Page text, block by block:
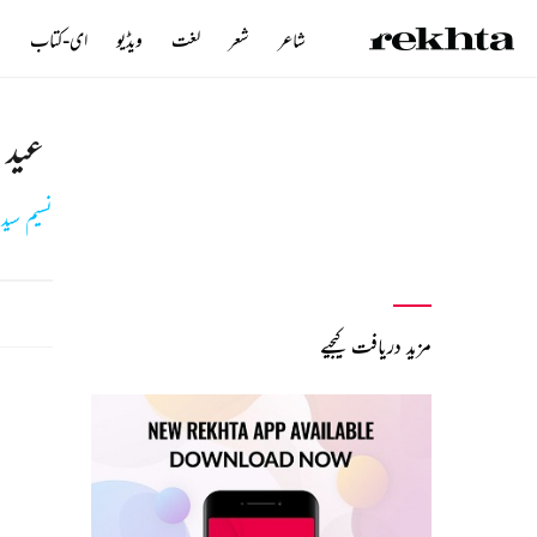
عید
نسیم سید
مزید دریافت کیجیے
شاعر شعر لغت ویڈیو ای-کتاب